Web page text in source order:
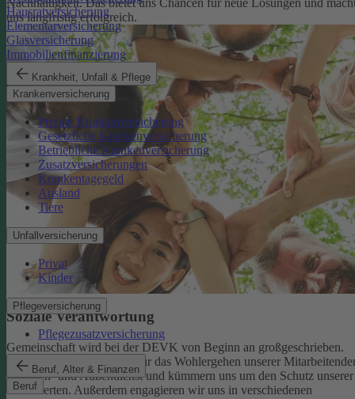
Hausratversicherung
Elementarversicherung
Glasversicherung
Immobilienfinanzierung
Krankheit, Unfall & Pflege
Krankenversicherung
Private Krankenversicherung
Gesetzliche Krankenversicherung
Betriebliche Krankenversicherung
Zusatzversicherungen
Krankentagegeld
Ausland
Tiere
Unfallversicherung
Privat
Kinder
Pflegeversicherung
Pflegezusatzversicherung
Beruf, Alter & Finanzen
Beruf
uns langfristig erfolgreich.
Soziale Verantwortung
Gemeinschaft wird bei der DEVK von Beginn an großgeschrieben.
Deshalb tragen wir Sorge für das Wohlergehen unserer
im Innen- und Außendienst und kümmern uns um den Schutz unserer
Versicherten. Außerdem engagieren wir uns in verschiedenen